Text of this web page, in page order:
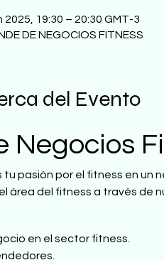
2025, 19:30 – 20:30 GMT-3
DE NEGOCIOS FITNESS
del Evento
Negocios
pasión por el fitness en un
área del fitness a través de
en el sector fitness.